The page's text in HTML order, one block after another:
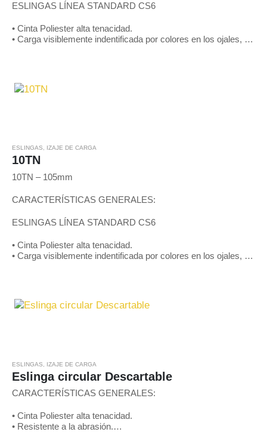
ESLINGAS LÍNEA STANDARD CS6
• Cinta Poliester alta tenacidad.
• Carga visiblemente indentificada por colores en los ojales, de
ESLINGAS, IZAJE DE CARGA
10TN
10TN – 105mm
CARACTERÍSTICAS GENERALES:
ESLINGAS LÍNEA STANDARD CS6
• Cinta Poliester alta tenacidad.
• Carga visiblemente indentificada por colores en los ojales, de
ESLINGAS IZAJE DE CARGA
Eslinga circular Descartable
CARACTERÍSTICAS GENERALES:
• Cinta Poliester alta tenacidad.
• Resistente a la abrasión.